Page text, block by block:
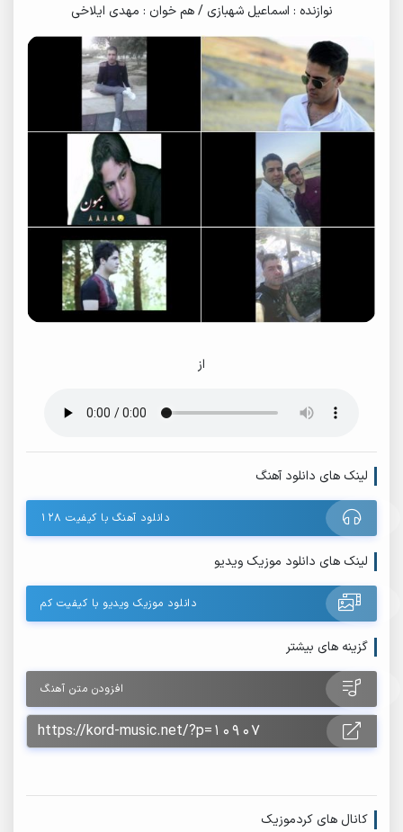
نوازنده : اسماعیل شهبازی / هم خوان : مهدی ایلاخی
از
لینک های دانلود آهنگ
دانلود آهنگ با کیفیت ۱۲۸
لینک های دانلود موزیک ویدیو
دانلود موزیک ویدیو با کیفیت کم
گزینه های بیشتر
افزودن متن آهنگ
کانال های کردموزیک